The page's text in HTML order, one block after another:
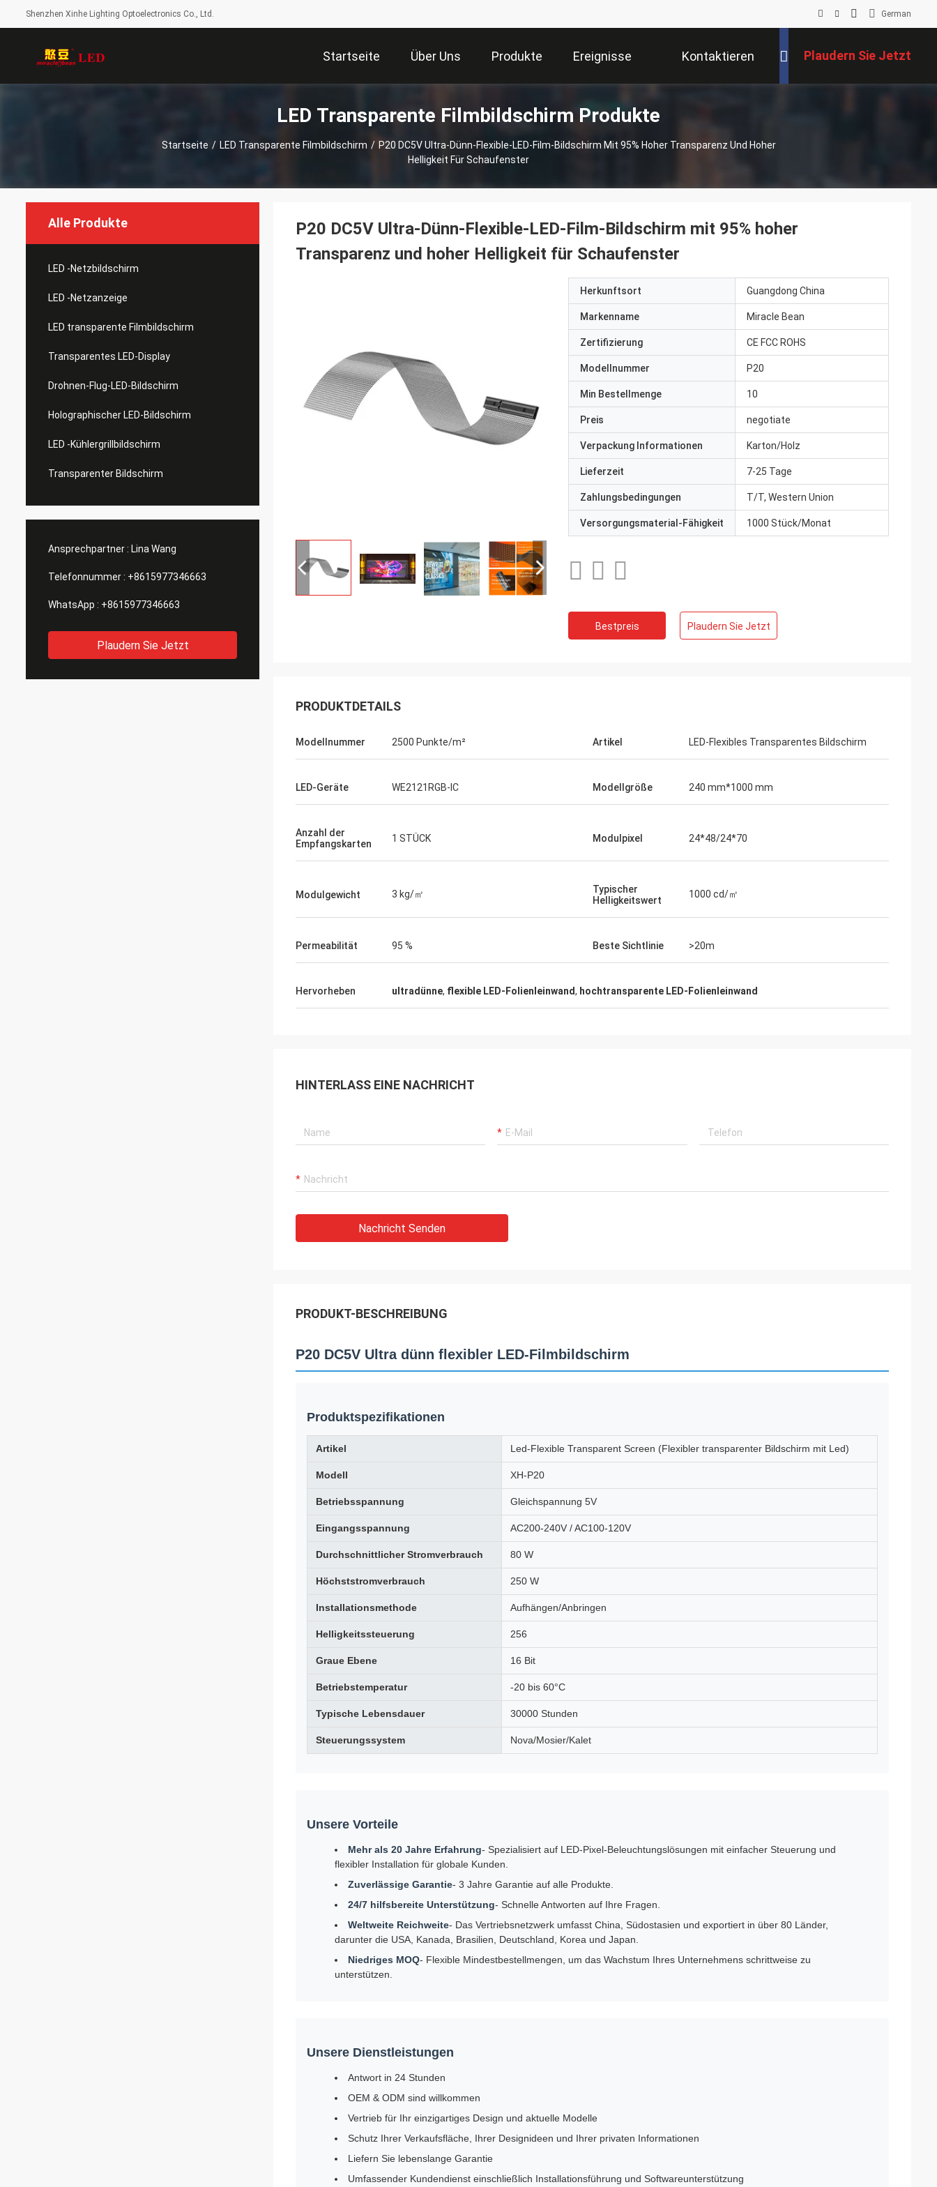
Shenzhen Xinhe Lighting Optoelectronics Co., Ltd. German
Startseite Über Uns Produkte Ereignisse Kontaktieren Plaudern Sie Jetzt
LED Transparente Filmbildschirm Produkte
Startseite / LED Transparente Filmbildschirm / P20 DC5V Ultra-Dünn-Flexible-LED-Film-Bildschirm Mit 95% Hoher Transparenz Und Hoher
Helligkeit Für Schaufenster
Alle Produkte
LED -Netzbildschirm
LED -Netzanzeige
LED transparente Filmbildschirm
Transparentes LED-Display
Drohnen-Flug-LED-Bildschirm
Holographischer LED-Bildschirm
LED -Kühlergrillbildschirm
Transparenter Bildschirm
Ansprechpartner : Lina Wang
Telefonnummer : +8615977346663
WhatsApp : +8615977346663
Plaudern Sie Jetzt
P20 DC5V Ultra-Dünn-Flexible-LED-Film-Bildschirm mit 95% hoher
Transparenz und hoher Helligkeit für Schaufenster
Herkunftsort Guangdong China
Markenname Miracle Bean
Zertifizierung CE FCC ROHS
Modellnummer P20
Min Bestellmenge 10
Preis negotiate
Verpackung Informationen Karton/Holz
Lieferzeit 7-25 Tage
Zahlungsbedingungen T/T, Western Union
Versorgungsmaterial-Fähigkeit 1000 Stück/Monat
Bestpreis Plaudern Sie Jetzt
PRODUKTDETAILS
Modellnummer 2500 Punkte/m² Artikel LED-Flexibles Transparentes Bildschirm
LED-Geräte WE2121RGB-IC Modellgröße 240 mm*1000 mm
Anzahl der
Empfangskarten
1 STÜCK Modulpixel 24*48/24*70
Modulgewicht 3 kg/㎡
Typischer
Helligkeitswert
1000 cd/㎡
Permeabilität 95 % Beste Sichtlinie >20m
Hervorheben ultradünne, flexible LED-Folienleinwand, hochtransparente LED-Folienleinwand
HINTERLASS EINE NACHRICHT
Nachricht Senden
PRODUKT-BESCHREIBUNG
P20 DC5V Ultra dünn flexibler LED-Filmbildschirm
Produktspezifikationen
Artikel Led-Flexible Transparent Screen (Flexibler transparenter Bildschirm mit Led)
Modell XH-P20
Betriebsspannung Gleichspannung 5V
Eingangsspannung AC200-240V / AC100-120V
Durchschnittlicher Stromverbrauch 80 W
Höchststromverbrauch 250 W
Installationsmethode Aufhängen/Anbringen
Helligkeitssteuerung 256
Graue Ebene 16 Bit
Betriebstemperatur -20 bis 60°C
Typische Lebensdauer 30000 Stunden
Steuerungssystem Nova/Mosier/Kalet
Unsere Vorteile
Mehr als 20 Jahre Erfahrung- Spezialisiert auf LED-Pixel-Beleuchtungslösungen mit einfacher Steuerung und
flexibler Installation für globale Kunden.
Zuverlässige Garantie- 3 Jahre Garantie auf alle Produkte.
24/7 hilfsbereite Unterstützung- Schnelle Antworten auf Ihre Fragen.
Weltweite Reichweite- Das Vertriebsnetzwerk umfasst China, Südostasien und exportiert in über 80 Länder,
darunter die USA, Kanada, Brasilien, Deutschland, Korea und Japan.
Niedriges MOQ- Flexible Mindestbestellmengen, um das Wachstum Ihres Unternehmens schrittweise zu
unterstützen.
Unsere Dienstleistungen
Antwort in 24 Stunden
OEM & ODM sind willkommen
Vertrieb für Ihr einzigartiges Design und aktuelle Modelle
Schutz Ihrer Verkaufsfläche, Ihrer Designideen und Ihrer privaten Informationen
Liefern Sie lebenslange Garantie
Umfassender Kundendienst einschließlich Installationsführung und Softwareunterstützung